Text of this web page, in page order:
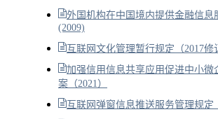
外国机构在中国境内提供金融信息
(2009)
互联网文化管理暂行规定（2017修
加强信用信息共享应用促进中小微
案（2021）
互联网弹窗信息推送服务管理规定